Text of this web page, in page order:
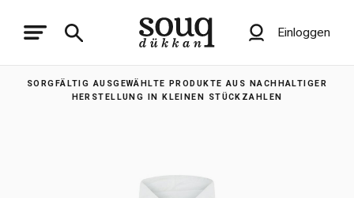
Einloggen
SORGFÄLTIG AUSGEWÄHLTE PRODUKTE AUS NACHHALTIGER
HERSTELLUNG IN KLEINEN STÜCKZAHLEN